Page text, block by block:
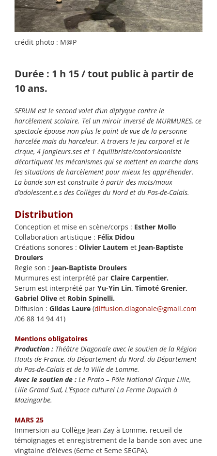
crédit photo : M@P
Durée : 1 h 15 / tout public à partir de
10 ans.
SERUM est le second volet d’un diptyque contre le
harcèlement scolaire. Tel un miroir inversé de MURMURES, ce
spectacle épouse non plus le point de vue de la personne
harcelée mais du harceleur. A travers le jeu corporel et le
cirque, 4 jongleurs.ses et 1 équilibriste/contorsionniste
décortiquent les mécanismes qui se mettent en marche dans
les situations de harcèlement pour mieux les appréhender.
La bande son est construite à partir des mots/maux
d’adolescent.e.s des Collèges du Nord et du Pas-de-Calais.
Distribution
Conception et mise en scène/corps : Esther Mollo
Collaboration artistique : Félix Didou
Créations sonores : Olivier Lautem et Jean-Baptiste
Droulers
Regie son : Jean-Baptiste Droulers
Murmures est interprété par Claire Carpentier.
Serum est interprété parYu-Yin Lin, Timoté Grenier,
Gabriel OliveetRobin Spinelli.
Diffusion : Gildas Laure(diffusion.diagonale@gmail.com
/06 88 14 94 41)
Mentions obligatoires
Production :Théâtre Diagonale avec le soutien de la Région
Hauts-de-France, du Département du Nord, du Département
du Pas-de-Calais et de la Ville de Lomme.
Avec le soutien de :Le Prato – Pôle National Cirque Lille,
Lille Grand Sud, L’Espace culturel La Ferme Dupuich à
Mazingarbe.
MARS 25
Immersion au Collège Jean Zay à Lomme, recueil de
témoignages et enregistrement de la bande son avec une
vingtaine d’élèves (6eme et 5eme SEGPA).